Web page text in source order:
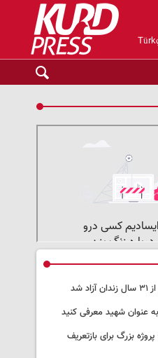
شد
عنوان شهید معرفی کنید
بزرگ‌ برای بازتعریف